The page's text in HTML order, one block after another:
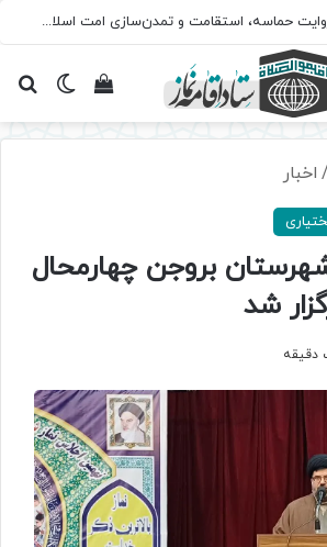
سروده‌ «اربعین»؛ روایت حماسه، استقامت و تمدن‌سازی امت اسلامی
تغییرمشاهده
/ اخبار
بروجن چهارمحال
شد
دقیقه